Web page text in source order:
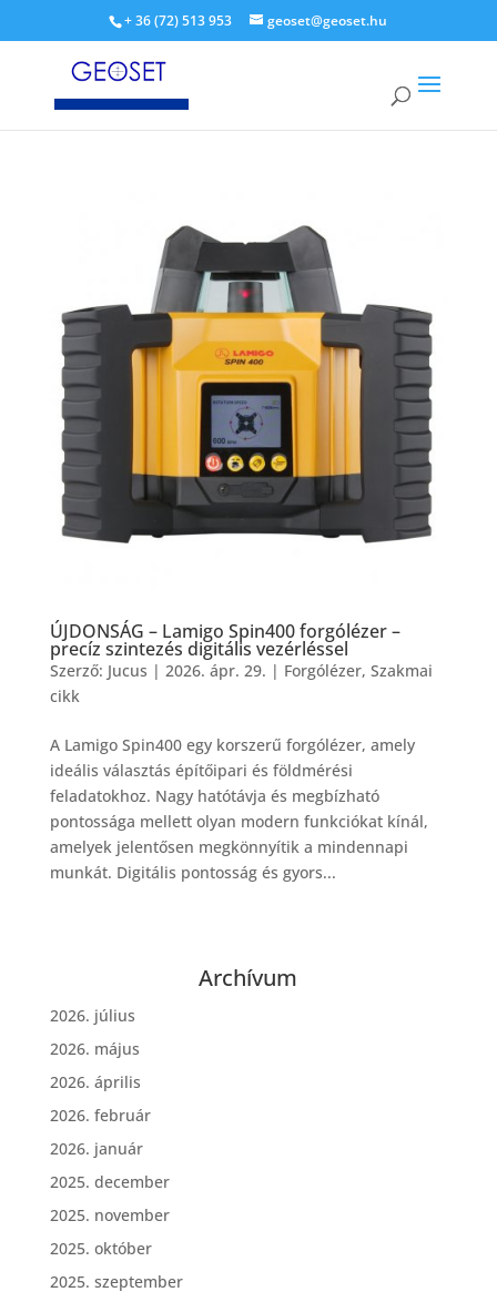
+ 36 (72) 513 953 geoset@geoset.hu
ÚJDONSÁG – Lamigo Spin400 forgólézer –
precíz szintezés digitális vezérléssel
Szerző: Jucus | 2026. ápr. 29. | Forgólézer, Szakmai
cikk
A Lamigo Spin400 egy korszerű forgólézer, amely
ideális választás építőipari és földmérési
feladatokhoz. Nagy hatótávja és megbízható
pontossága mellett olyan modern funkciókat kínál,
amelyek jelentősen megkönnyítik a mindennapi
munkát. Digitális pontosság és gyors...
Archívum
2026. július
2026. május
2026. április
2026. február
2026. január
2025. december
2025. november
2025. október
2025. szeptember